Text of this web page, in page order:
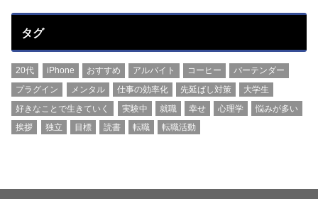
タグ
20代 iPhone おすすめ アルバイト コーヒー
バーテンダー
プラグイン
メンタル 仕事の効率化 先延ばし対策
大学生
好きなことで生きていく
実験中 就職 幸せ 心理学
悩みが多い
挨拶
独立 目標 読書 転職 転職活動